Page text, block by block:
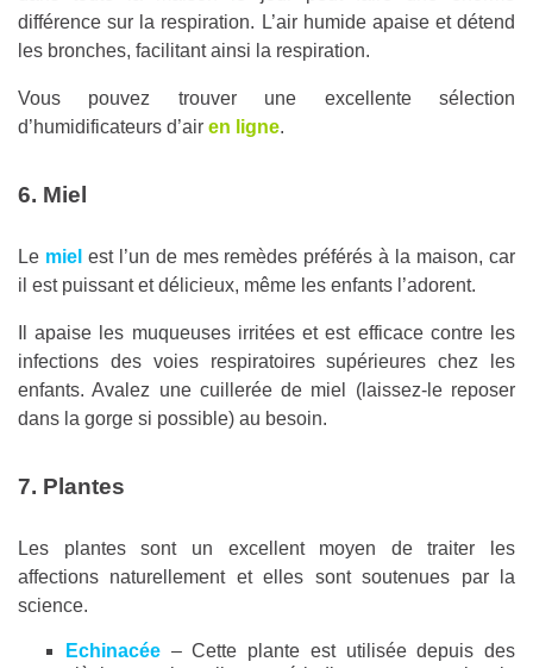
différence sur la respiration. L’air humide apaise et détend
les bronches, facilitant ainsi la respiration.
Vous pouvez trouver une excellente sélection
d’humidificateurs d’air en ligne.
6. Miel
Le miel est l’un de mes remèdes préférés à la maison, car
il est puissant et délicieux, même les enfants l’adorent.
Il apaise les muqueuses irritées et est efficace contre les
infections des voies respiratoires supérieures chez les
enfants. Avalez une cuillerée de miel (laissez-le reposer
dans la gorge si possible) au besoin.
7. Plantes
Les plantes sont un excellent moyen de traiter les
affections naturellement et elles sont soutenues par la
science.
Echinacée – Cette plante est utilisée depuis des